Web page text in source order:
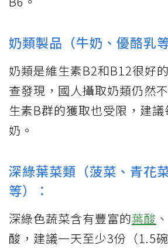
奶類製品（牛奶、優酪乳
奶類是維生素B2和B12很好
查發現，國人攝取奶類仍然
生素B群的獲取也受限，建
奶。
深綠葉菜類（菠菜、青花
等）：
深綠色蔬菜含有豐富的葉酸 、
酸，建議一天至少3份（1.5